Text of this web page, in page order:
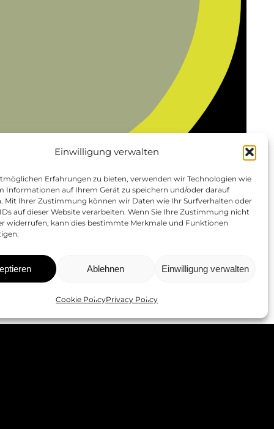
Einwilligung verwalten
Erfahrungen zu bieten, verwenden wir Technologien wie
Informationen auf Ihrem Gerät zu speichern und/oder darauf
Mit Ihrer Zustimmung können wir Daten wie Ihr Surfverhalten oder
auf dieser Website verarbeiten. Wenn Sie Ihre Zustimmung nicht
widerrufen, kann dies bestimmte Merkmale und Funktionen
Ablehnen Einwilligung verwalten
Cookie PolicyPrivacy Policy
Kontakt